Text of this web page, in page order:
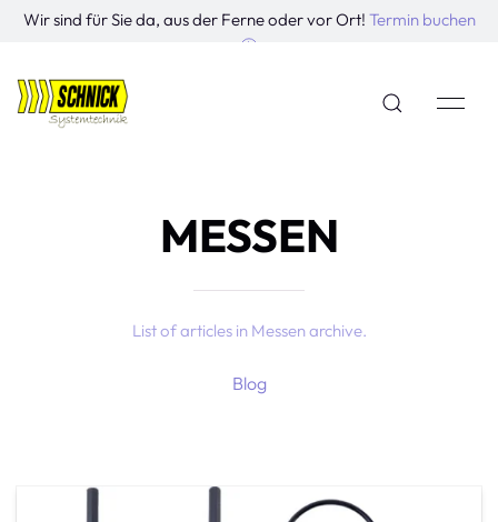
Wir sind für Sie da, aus der Ferne oder vor Ort! Termin buchen
MESSEN
List of articles in Messen archive.
Blog